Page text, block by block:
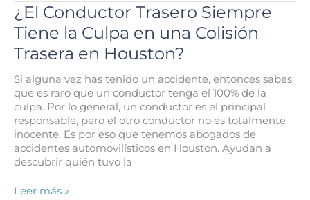
Demanda
por
Accidente
Automovilístico
Contra
un
Conductor
de
Otro
Estado?
¿El Conductor Trasero Siempre
Tiene la Culpa en una Colisión
Trasera en Houston?
Si alguna vez has tenido un accidente, entonces sabes
que es raro que un conductor tenga el 100% de la
culpa. Por lo general, un conductor es el principal
responsable, pero el otro conductor no es totalmente
inocente. Es por eso que tenemos abogados de
accidentes automovilísticos en Houston. Ayudan a
descubrir quién tuvo la
¿El
Leer más »